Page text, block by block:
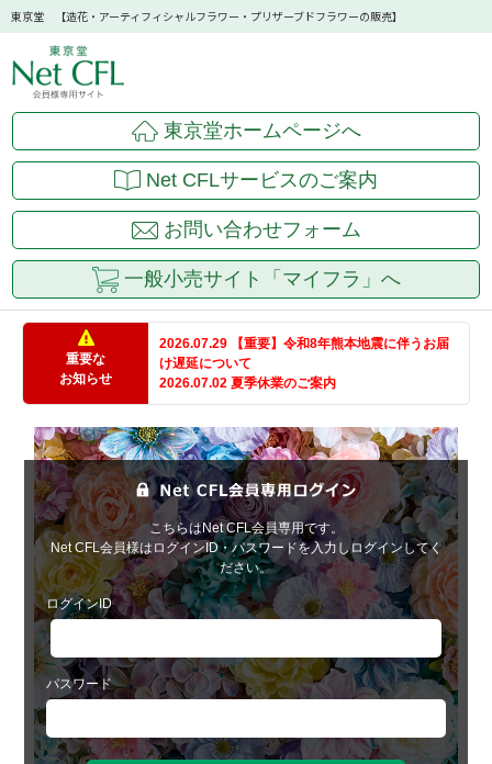
東京堂 【造花・アーティフィシャルフラワー・プリザーブドフラワーの販売】
東京堂ホームページへ
Net CFLサービスのご案内
お問い合わせフォーム
一般小売サイト「マイフラ」へ
重要な
お知らせ
2026.07.29 【重要】令和8年熊本地震に伴うお届
け遅延について
2026.07.02 夏季休業のご案内
こちらはNet CFL会員専用です。
Net CFL会員様はログインID・パスワードを入力しログインしてく
ださい。
ログインID
パスワード